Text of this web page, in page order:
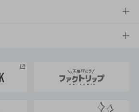
ーズ大阪
るサステナビリティ経営